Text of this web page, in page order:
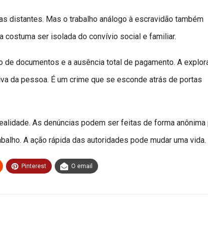
distantes. Mas o trabalho análogo à escravidão também
costuma ser isolada do convívio social e familiar.
documentos e a ausência total de pagamento. A
da pessoa. É um crime que se esconde atrás de portas
As denúncias podem ser feitas de forma anônima
A ação rápida das autoridades pode mudar uma vida.
Pinterest O email